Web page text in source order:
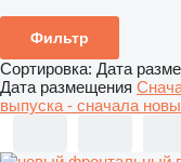
Фильтр
Сортировка: Дата
Дата размещения
выпуска - сначала